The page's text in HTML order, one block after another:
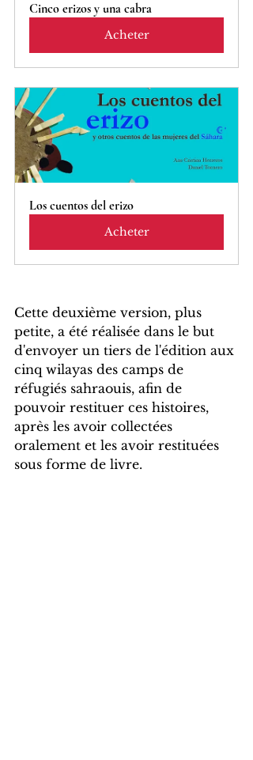
Cinco erizos y una cabra
Acheter
Los cuentos del erizo
Acheter
Cette deuxième version, plus
petite, a été réalisée dans le but
d'envoyer un tiers de l'édition aux
cinq wilayas des camps de
réfugiés sahraouis, afin de
pouvoir restituer ces histoires,
après les avoir collectées
oralement et les avoir restituées
sous forme de livre.